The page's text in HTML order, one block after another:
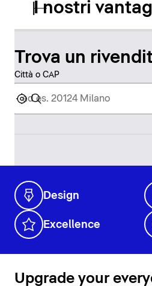
I nostri
Trova un
Città o CAP
Design
Excellence
Upgrade your